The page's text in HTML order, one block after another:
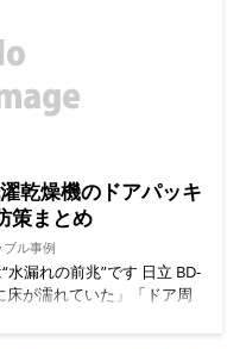
乾燥機のドアパッキ
策まとめ
ブル事例
漏れの前兆”です 日立 BD-
床が濡れていた」「ドア周